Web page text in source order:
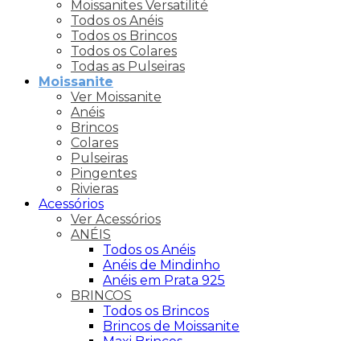
Moissanites Versatilité
Todos os Anéis
Todos os Brincos
Todos os Colares
Todas as Pulseiras
Moissanite
Ver Moissanite
Anéis
Brincos
Colares
Pulseiras
Pingentes
Rivieras
Acessórios
Ver Acessórios
ANÉIS
Todos os Anéis
Anéis de Mindinho
Anéis em Prata 925
BRINCOS
Todos os Brincos
Brincos de Moissanite